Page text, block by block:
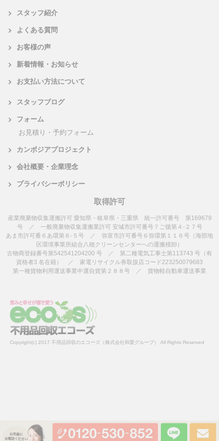
スタッフ紹介
よくある質問
お客様の声
新着情報・お知らせ
お支払い方法について
スタッフブログ
フォーム
お見積り・予約フォーム
カンボジアプロジェクト
会社概要・企業理念
プライバシーポリシー
取得許可
産業廃棄物収集運搬許可 愛知県・岐阜県・三重県 統一許可番号 第169679
号 ／ 一般廃棄物収集運搬業許可 安城市許可番号７ご循第４-２７号
あま市許可番６あ環第６-５号 ／ 弥富市許可番号６弥環第１１６号（海部地
区環境事業所組合八穂クリーンセンターへの運搬積卸）
古物商登録番号第542541204200 号 ／ 第二種電気工事士第113743 号（有
資格者3 名在籍） ／ 家電リサイクル券取扱店コード223250079683
第一種貨物利用運送事業中運自貨第２８８号 ／ 貨物軽自動車運送事業
Copyright(c) 2017 不用品回収のエコーズ（株式会社和愛グループ） All Rights Reserved